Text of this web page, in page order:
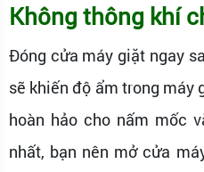
Không thông khí
Đóng cửa máy giặt ngay
sẽ khiến độ ẩm trong máy
hoàn hảo cho nấm mốc
nhất, bạn nên mở cửa